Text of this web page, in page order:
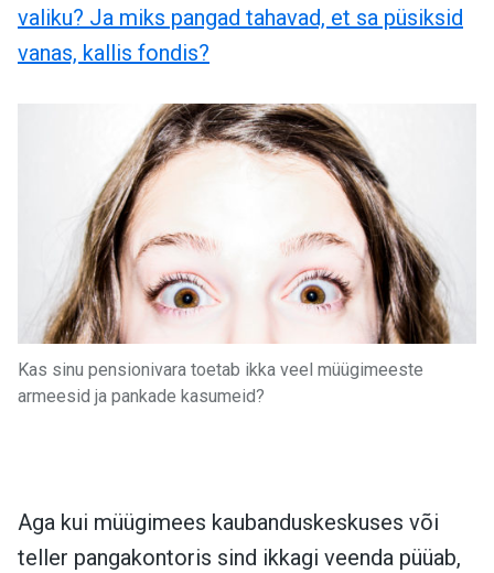
valiku? Ja miks pangad tahavad, et sa püsiksid
vanas, kallis fondis?
Kas sinu pensionivara toetab ikka veel müügimeeste
armeesid ja pankade kasumeid?
Aga kui müügimees kaubanduskeskuses või
teller pangakontoris sind ikkagi veenda püüab,